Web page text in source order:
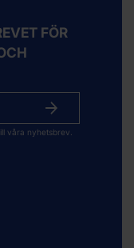
FÖR
våra nyhetsbrev.